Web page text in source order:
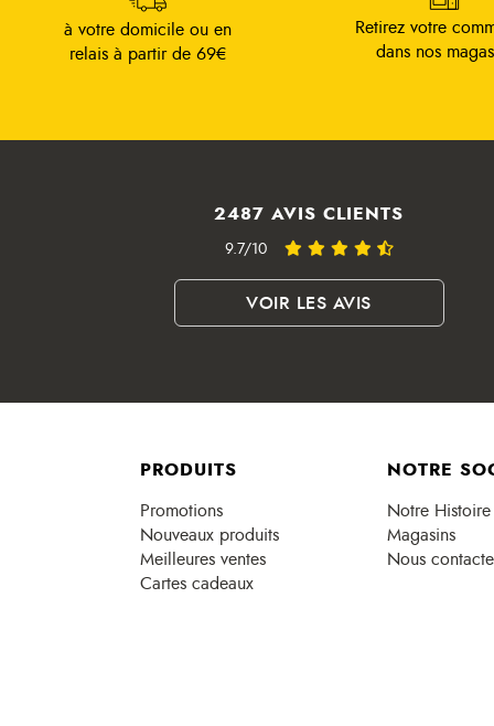
à votre domicile ou en
relais à partir de 69€
Retirez votre
dans nos
2487 AVIS CLIENTS
9.7/10
VOIR LES AVIS
PRODUITS
Promotions
Nouveaux produits
Meilleures ventes
Cartes cadeaux
NOTRE
Notre Histoire
Magasins
Nous